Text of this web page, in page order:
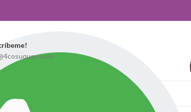
puedes contactar con nosotros!